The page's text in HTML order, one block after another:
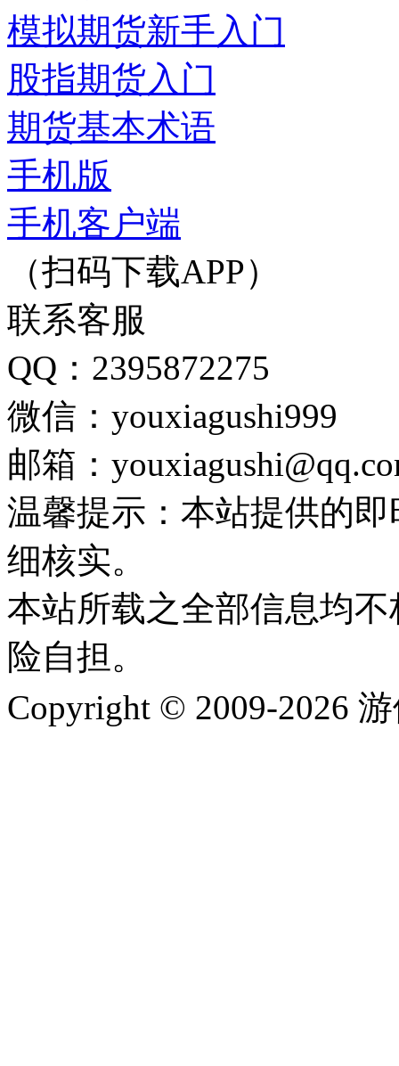
模拟期货新手入门
股指期货入门
期货基本术语
手机版
手机客户端
（扫码下载APP）
联系客服
QQ：2395872275
微信：youxiagushi999
邮箱：
温馨提示：本站提供的
细核实。
本站所载之全部信息均
险自担。
Copyright © 2009-2026